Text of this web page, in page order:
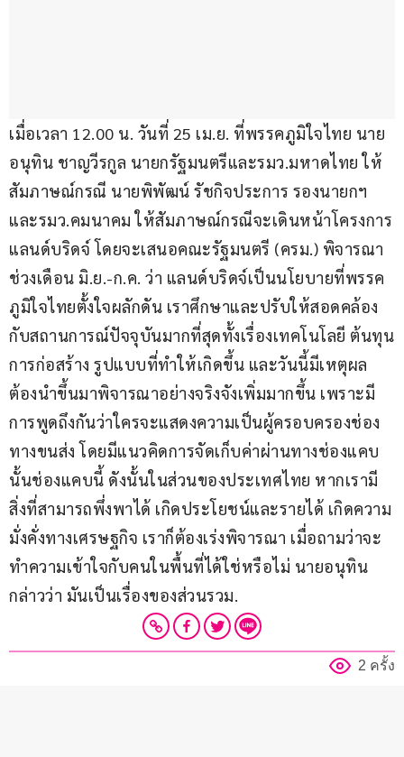
เมื่อเวลา 12.00 น. วันที่ 25 เม.ย. ที่พรรคภูมิใจไทย นาย
อนุทิน ชาญวีรกูล นายกรัฐมนตรีและรมว.มหาดไทย ให้
สัมภาษณ์กรณี นายพิพัฒน์ รัชกิจประการ รองนายกฯ
และรมว.คมนาคม ให้สัมภาษณ์กรณีจะเดินหน้าโครงการ
แลนด์บริดจ์ โดยจะเสนอคณะรัฐมนตรี (ครม.) พิจารณา
ช่วงเดือน มิ.ย.-ก.ค. ว่า แลนด์บริดจ์เป็นนโยบายที่พรรค
ภูมิใจไทยตั้งใจผลักดัน เราศึกษาและปรับให้สอดคล้อง
กับสถานการณ์ปัจจุบันมากที่สุดทั้งเรื่องเทคโนโลยี ต้นทุน
การก่อสร้าง รูปแบบที่ทำให้เกิดขึ้น และวันนี้มีเหตุผล
ต้องนำขึ้นมาพิจารณาอย่างจริงจังเพิ่มมากขึ้น เพราะมี
การพูดถึงกันว่าใครจะแสดงความเป็นผู้ครอบครองช่อง
ทางขนส่ง โดยมีแนวคิดการจัดเก็บค่าผ่านทางช่องแคบ
นั้นช่องแคบนี้ ดังนั้นในส่วนของประเทศไทย หากเรามี
สิ่งที่สามารถพึ่งพาได้ เกิดประโยชน์และรายได้ เกิดความ
มั่งคั่งทางเศรษฐกิจ เราก็ต้องเร่งพิจารณา เมื่อถามว่าจะ
ทำความเข้าใจกับคนในพื้นที่ได้ใช่หรือไม่ นายอนุทิน
กล่าวว่า มันเป็นเรื่องของส่วนรวม.
2 ครั้ง